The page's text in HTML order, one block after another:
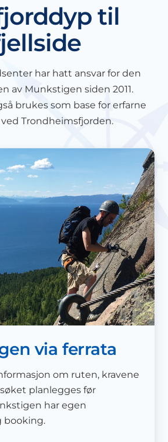
til
har hatt ansvar for den
av Munkstigen siden 2011.
brukes som base for erfarne
Trondheimsfjorden.
via ferrata
om ruten, kravene
planlegges før
har egen
booking.